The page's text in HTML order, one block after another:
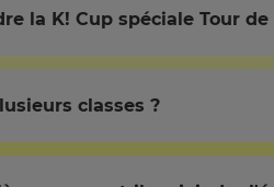
la K! Cup spéciale Tour
classes ?